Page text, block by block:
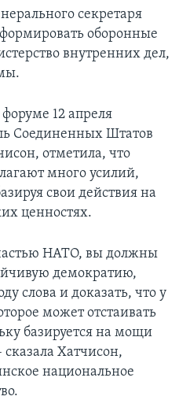
секретаря
оборонные
внутренних дел,
12 апреля
Соединенных Штатов
отметила, что
много усилий,
свои действия на
ценностях.
НАТО, вы должны
демократию,
слова и доказать, что у
может отстаивать
базируется на мощи
Хатчисон,
национальное